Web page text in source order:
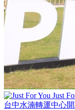
Just
台中水湳轉運中心